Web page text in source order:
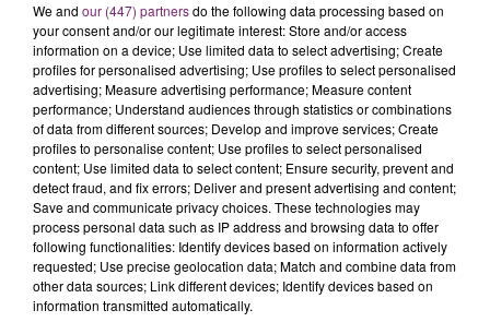
La Bulle - Guinguette éphémère
We and our (447) partnersdo the following data processing based on
your consent and/or our legitimate interest: Store and/or access
information on a device; Use limited data to select advertising; Create
profiles for personalised advertising; Use profiles to select personalised
advertising; Measure advertising performance; Measure content
performance; Understand audiences through statistics or combinations
of data from different sources; Develop and improve services; Create
profiles to personalise content; Use profiles to select personalised
content; Use limited data to select content; Ensure security, prevent and
detect fraud, and fix errors; Deliver and present advertising and content;
Save and communicate privacy choices. These technologies may
process personal data such as IP address and browsing data to offer
following functionalities: Identify devices based on information actively
requested; Use precise geolocation data; Match and combine data from
other data sources; Link different devices; Identify devices based on
information transmitted automatically.